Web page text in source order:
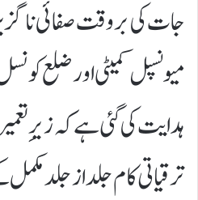
جات کی بروقت صفائی
میونسپل کمیٹی اور ضلع
ہدایت کی گئی ہے کہ زیرِ
ترقیاتی کام جلد از جلد